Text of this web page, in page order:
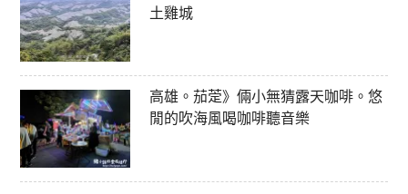
土雞城
高雄。茄萣》倆小無猜露天咖啡。悠
閒的吹海風喝咖啡聽音樂